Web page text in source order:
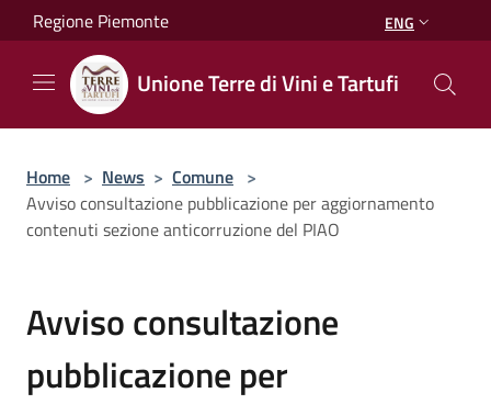
Salta al contenuto principale
Regione Piemonte ENG
Unione Terre di Vini e Tartufi
Home > News > Comune >
Avviso consultazione pubblicazione per aggiornamento
contenuti sezione anticorruzione del PIAO
Avviso consultazione
pubblicazione per